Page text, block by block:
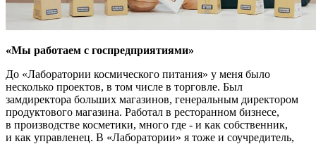
«Мы работаем с госпредприятиями»
До «Лаборатории космического питания» у меня было
несколько проектов, в том числе в торговле. Был
замдиректора больших магазинов, генеральным директором
продуктового магазина. Работал в ресторанном бизнесе,
в производстве косметики, много где - и как собственник,
и как управленец. В «Лаборатории» я тоже и соучредитель,